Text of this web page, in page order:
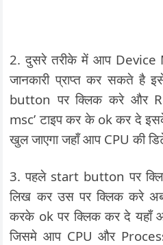
2. दुसरे तरीके में आप Device
जानकारी प्राप्त कर सकते
button पर क्लिक करे और
msc’ टाइप कर के ok कर दे
खुल जाएगा जहाँ आप CPU की
3. पहले start button पर
लिख कर उस पर क्लिक करे
करके ok पर क्लिक कर दे यहाँ
जिसमे आप CPU और